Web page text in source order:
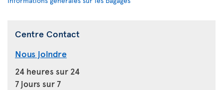
Centre Contact
Nous joindre
24 heures sur 24
7 jours sur 7